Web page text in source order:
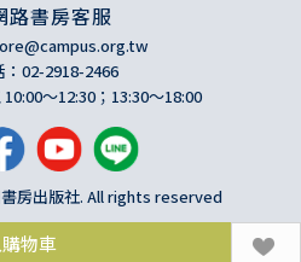
路書房客服
：02-2918-2466
～12:30；13:30～18:00
房出版社. All rights reserved
物車